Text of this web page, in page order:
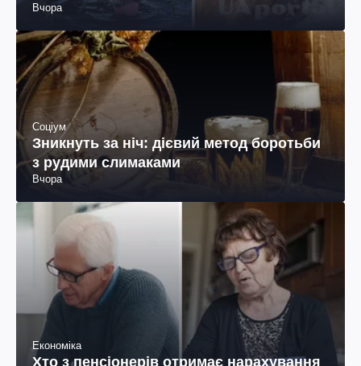
Вчора
Соціум
Зникнуть за ніч: дієвий метод боротьби
з рудими слимаками
Вчора
Економіка
Хто з пенсіонерів отримає нарахування